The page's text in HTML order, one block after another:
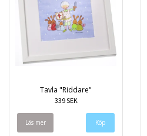
Tavla "Riddare"
339 SEK
Läs mer